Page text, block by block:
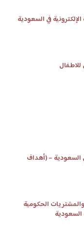
في السعودية
السعودية – (أهداف
الحكومية
السعودية